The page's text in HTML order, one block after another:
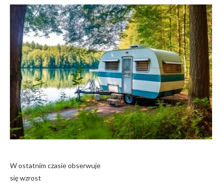
W ostatnim czasie obserwuje
się wzrost